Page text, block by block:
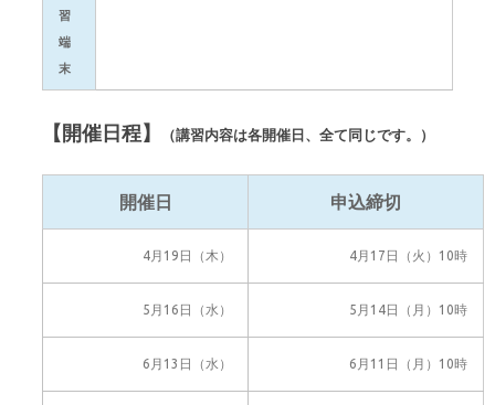
習
端
末
【開催日程】 （講習内容は各開催日、全て同じです。）
開催日 申込締切
4月19日（木） 4月17日（火）10時
5月16日（水） 5月14日（月）10時
6月13日（水） 6月11日（月）10時